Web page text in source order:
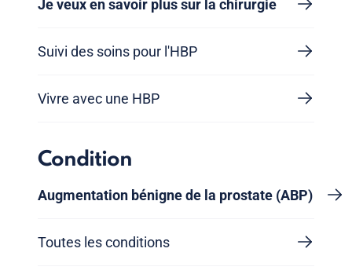
Je veux en savoir plus sur la chirurgie
Suivi des soins pour l'HBP
Vivre avec une HBP
Condition
Augmentation bénigne de la prostate (ABP)
Toutes les conditions